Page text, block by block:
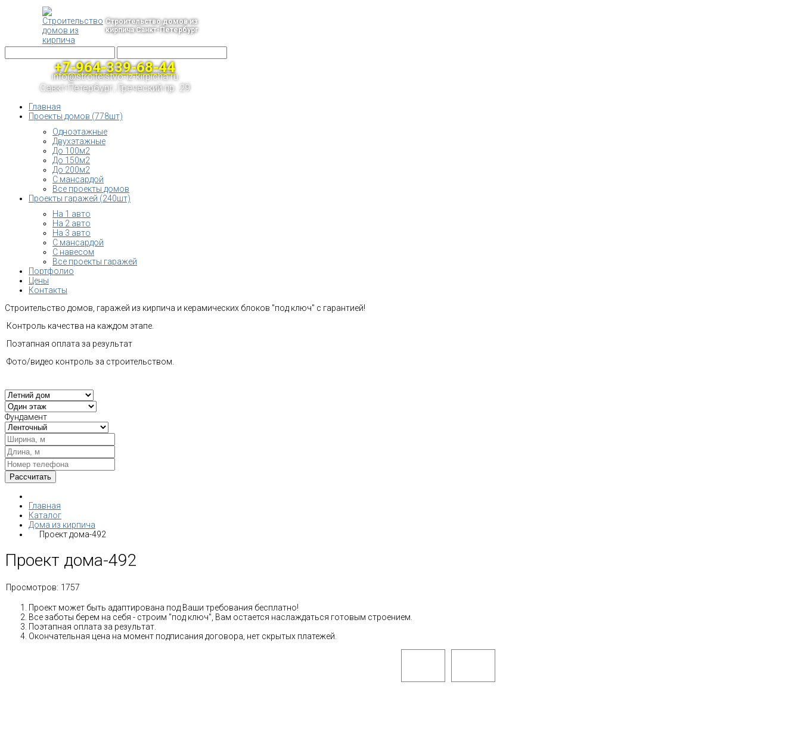
Строительство домов из
кирпича Санкт-Петербург
+7-964-339-68-44
info@stroitelstvo-iz-kirpicha.ru
Санкт-Петербург, Греческий пр. 29
Главная
Проекты домов (778шт)
Одноэтажные
Двухэтажные
До 100м2
До 150м2
До 200м2
С мансардой
Все проекты домов
Проекты гаражей (240шт)
На 1 авто
На 2 авто
На 3 авто
С мансардой
С навесом
Все проекты гаражей
Портфолио
Цены
Контакты
Строительство домов, гаражей из кирпича и керамических блоков "под ключ" с гарантией!
Контроль качества на каждом этапе.
Поэтапная оплата за результат
Фото/видео контроль за строительством.
Фундамент
Главная
Каталог
Дома из кирпича
Проект дома-492
Проект дома-492
Просмотров: 1757
Проект может быть адаптирована под Ваши требования бесплатно!
Все заботы берем на себя - строим "под ключ", Вам остается наслаждаться готовым строением.
Поэтапная оплата за результат.
Окончательная цена на момент подписания договора, нет скрытых платежей.